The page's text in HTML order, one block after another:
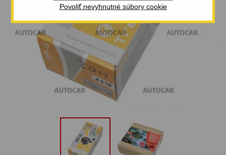
Povoliť nevyhnutné súbory cookie